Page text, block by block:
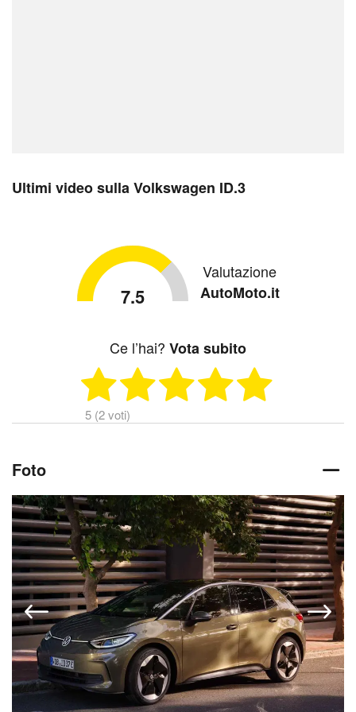
Ultimi video sulla Volkswagen ID.3
7.5
Valutazione
AutoMoto.it
Ce l’hai? Vota subito
5 (2 voti)
Foto